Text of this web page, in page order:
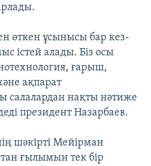
өткен ұсынысы бар кез-
істей алады. Біз осы
ғарыш,
ақпарат
салалардан нақты нәтиже
президент Назарбаев.
шәкірті Мейірман
ғылымын тек бір